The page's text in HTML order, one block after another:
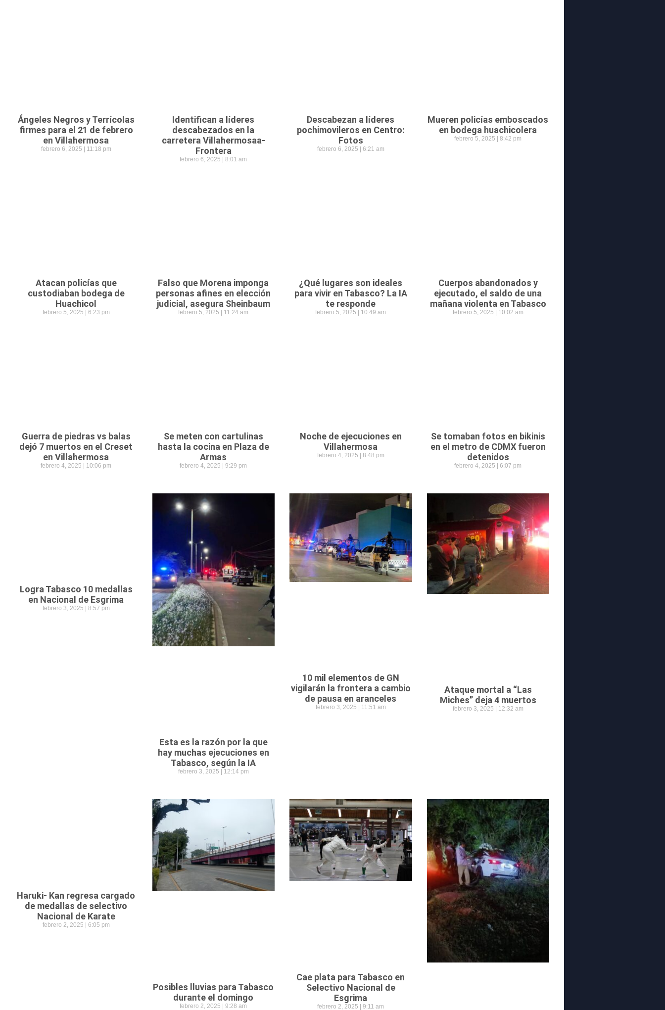
Ángeles Negros y Terrícolas
firmes para el 21 de febrero
en Villahermosa
febrero 6, 2025 11:18 pm
Identifican a líderes
descabezados en la
carretera Villahermosaa-
Frontera
febrero 6, 2025 8:01 am
Descabezan a líderes
pochimovileros en Centro:
Fotos
febrero 6, 2025 6:21 am
Mueren policías emboscados
en bodega huachicolera
febrero 5, 2025 8:42 pm
Atacan policías que
custodiaban bodega de
Huachicol
febrero 5, 2025 6:23 pm
Falso que Morena imponga
personas afines en elección
judicial, asegura Sheinbaum
febrero 5, 2025 11:24 am
¿Qué lugares son ideales
para vivir en Tabasco? La IA
te responde
febrero 5, 2025 10:49 am
Cuerpos abandonados y
ejecutado, el saldo de una
mañana violenta en Tabasco
febrero 5, 2025 10:02 am
Guerra de piedras vs balas
dejó 7 muertos en el Creset
en Villahermosa
febrero 4, 2025 10:06 pm
Se meten con cartulinas
hasta la cocina en Plaza de
Armas
febrero 4, 2025 9:29 pm
Noche de ejecuciones en
Villahermosa
febrero 4, 2025 8:48 pm
Se tomaban fotos en bikinis
en el metro de CDMX fueron
detenidos
febrero 4, 2025 6:07 pm
Logra Tabasco 10 medallas
en Nacional de Esgrima
febrero 3, 2025 8:57 pm
Esta es la razón por la que
hay muchas ejecuciones en
Tabasco, según la IA
febrero 3, 2025 12:14 pm
10 mil elementos de GN
vigilarán la frontera a cambio
de pausa en aranceles
febrero 3, 2025 11:51 am
Ataque mortal a “Las
Miches” deja 4 muertos
febrero 3, 2025 12:32 am
Haruki- Kan regresa cargado
de medallas de selectivo
Nacional de Karate
febrero 2, 2025 6:05 pm
Posibles lluvias para Tabasco
durante el domingo
febrero 2, 2025 9:28 am
Cae plata para Tabasco en
Selectivo Nacional de
Esgrima
febrero 2, 2025 9:11 am